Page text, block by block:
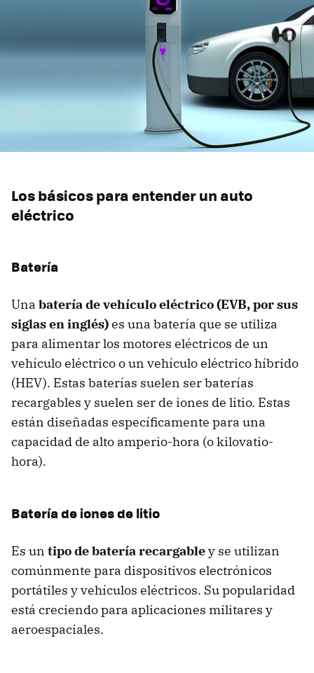
Los básicos para entender un auto
eléctrico
Batería
Una batería de vehículo eléctrico (EVB, por sus
siglas en inglés)es una batería que se utiliza
para alimentar los motores eléctricos de un
vehículo eléctrico o un vehículo eléctrico híbrido
(HEV). Estas baterías suelen ser baterías
recargables y suelen ser de iones de litio. Estas
están diseñadas específicamente para una
capacidad de alto amperio-hora (o kilovatio-
hora).
Batería de iones de litio
Es un tipo de batería recargabley se utilizan
comúnmente para dispositivos electrónicos
portátiles y vehículos eléctricos. Su popularidad
está creciendo para aplicaciones militares y
aeroespaciales.